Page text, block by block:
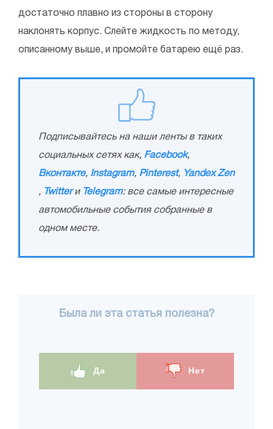
достаточно плавно из стороны в сторону
наклонять корпус. Слейте жидкость по методу,
описанному выше, и промойте батарею ещё раз.
Подписывайтесь на наши ленты в таких
социальных сетях как, Facebook,
Вконтакте, Instagram, Pinterest, Yandex Zen
, Twitterи Telegram: все самые интересные
автомобильные события собранные в
одном месте.
Была ли эта статья полезна?
Да Нет